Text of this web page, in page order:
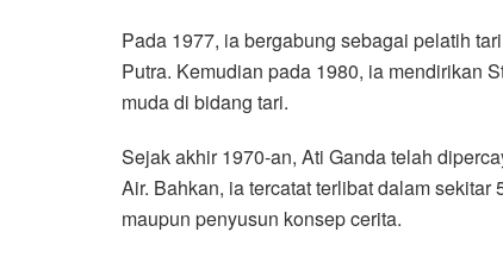
Pada 1977, ia bergabung sebagai pelatih
Putra. Kemudian pada 1980, ia mendirikan
muda di bidang tari.
Sejak akhir 1970-an, Ati Ganda telah
Air. Bahkan, ia tercatat terlibat dalam
maupun penyusun konsep cerita.